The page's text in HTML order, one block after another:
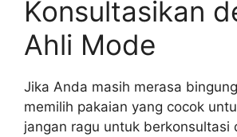
Konsultasikan
Ahli Mode
Jika Anda masih merasa
memilih pakaian yang cocok
jangan ragu untuk berkonsultasi